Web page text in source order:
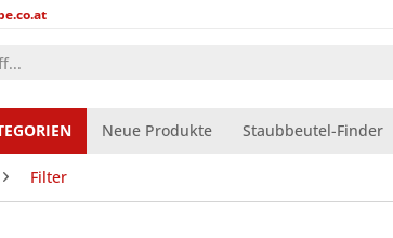
Neue Produkte Staubbeutel-Finder
Filter